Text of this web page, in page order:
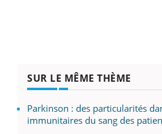
SUR LE MÊME THÈME
Parkinson : des particularités
immunitaires du sang des